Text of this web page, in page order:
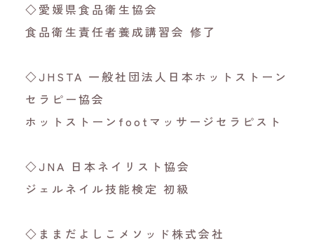
◇愛媛県食品衛生協会
食品衛生責任者養成講習会 修了
◇JHSTA 一般社団法人日本ホットストーン
セラピー協会
ホットストーンfootマッサージセラピスト
◇JNA 日本ネイリスト協会
ジェルネイル技能検定 初級
◇ままだよしこメソッド株式会社